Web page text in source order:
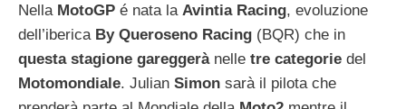
Nella MotoGP é nata la Avintia Racing, evoluzione
dell’iberica By Queroseno Racing (BQR) che in
questa stagione gareggerànelle tre categorie del
Motomondiale. Julian Simon sarà il pilota che